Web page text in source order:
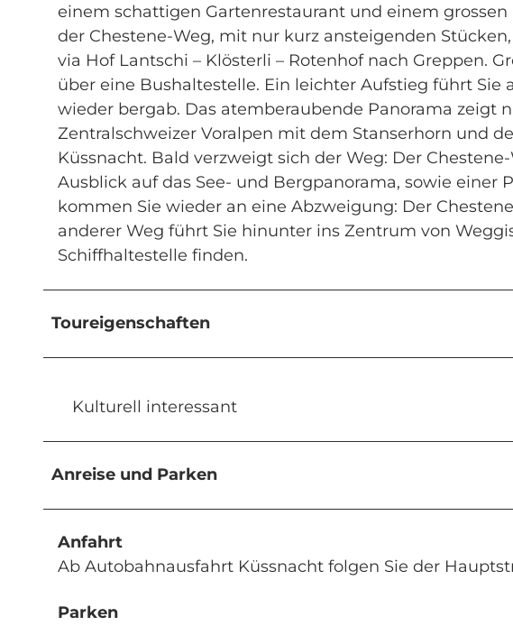
einem schattigen Gartenrestaurant und einem
der Chestene-Weg, mit nur kurz ansteigenden
via Hof Lantschi – Klösterli – Rotenhof nach Greppen.
über eine Bushaltestelle. Ein leichter Aufstieg führt Sie
wieder bergab. Das atemberaubende Panorama zeigt
Zentralschweizer Voralpen mit dem Stanserhorn und
Küssnacht. Bald verzweigt sich der Weg: Der
Ausblick auf das See- und Bergpanorama, sowie einer
kommen Sie wieder an eine Abzweigung: Der
anderer Weg führt Sie hinunter ins Zentrum von
Schiffhaltestelle finden.
Toureigenschaften
Kulturell interessant
Anreise und Parken
Anfahrt
Ab Autobahnausfahrt Küssnacht folgen Sie der
Parken